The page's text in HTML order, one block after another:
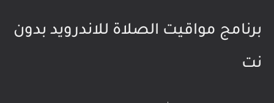
برنامج مواقيت الصلاة للاندرويد بدون
نت